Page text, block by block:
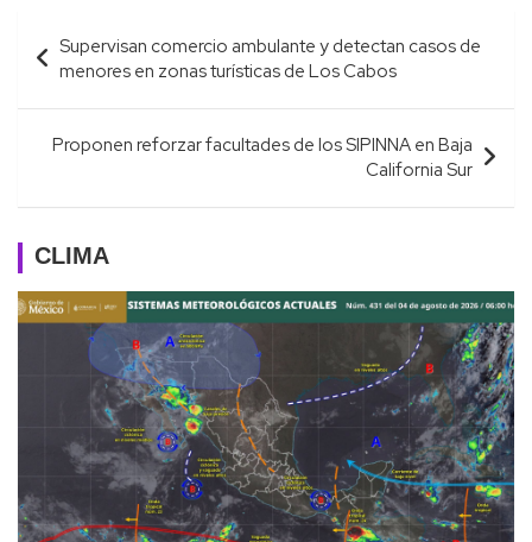
Navegación
de
entradas
Supervisan comercio ambulante y detectan casos de
menores en zonas turísticas de Los Cabos
Proponen reforzar facultades de los SIPINNA en Baja
California Sur
CLIMA